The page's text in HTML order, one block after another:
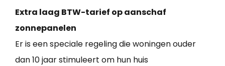
Extra laag BTW-tarief op aanschaf
zonnepanelen
Er is een speciale regeling die woningen ouder
dan 10 jaar stimuleert om hun huis